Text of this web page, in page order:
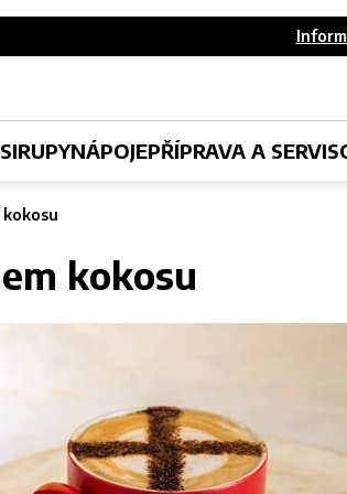
SIRUPYNÁPOJEPŘÍPRAVA A SERVIS
kokosu
kokosu